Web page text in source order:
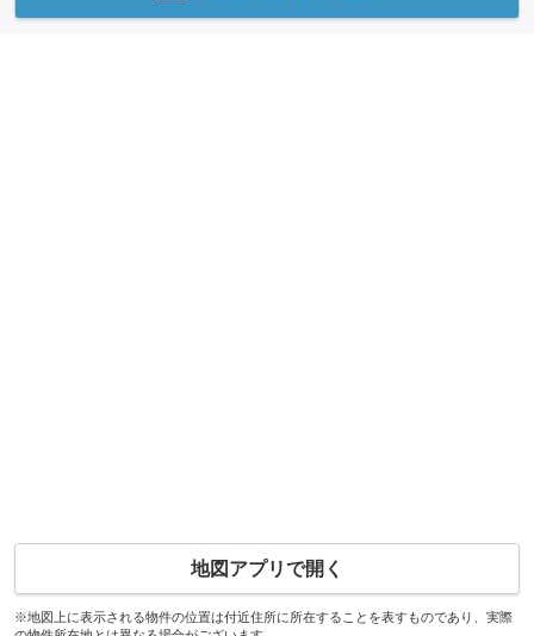
地図アプリで開く
※地図上に表示される物件の位置は付近住所に所在することを表すものであり、実際